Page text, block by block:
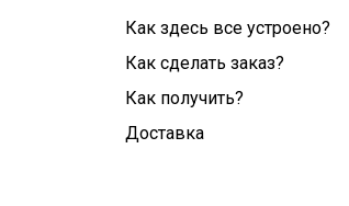
Как здесь все устроено?
Как сделать заказ?
Как получить?
Доставка